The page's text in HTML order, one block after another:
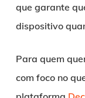
que garante
dispositivo
Para quem
com foco no